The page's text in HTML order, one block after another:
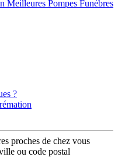
Meilleures Pompes Funèbres
?
proches de chez vous
ou code postal